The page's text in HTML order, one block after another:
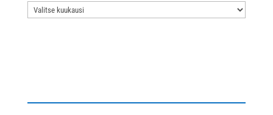
Arkistot